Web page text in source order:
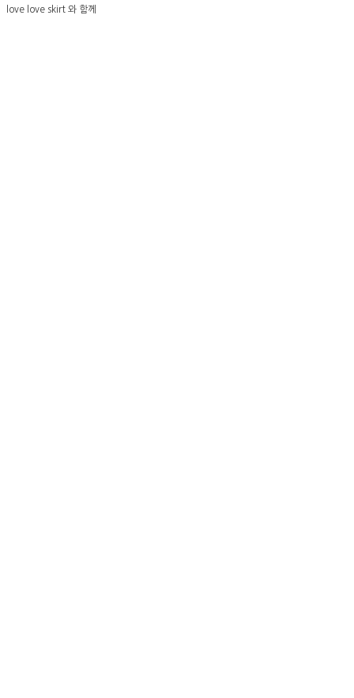
love love skirt 와 함께